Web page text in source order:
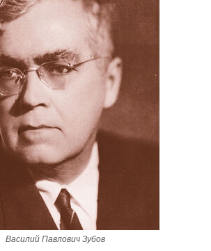
Василий Павлович Зубов